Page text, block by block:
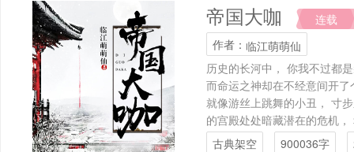
帝国大咖
连载
作者： 临江萌萌仙
历史的长河中， 你我不过都
而命运之神却在不经意间开
就像游丝上跳舞的小丑， 寸
的宫殿处处暗藏潜在的危机
江山。
古典架空 900036字